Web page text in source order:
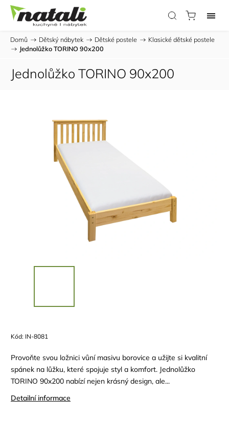
Domů / Dětský nábytek / Dětské postele /
Klasické dětské postele
/
Jednolůžko TORINO 90x200
Jednolůžko TORINO 90x200
Kód: IN-8081
Provoňte svou ložnici vůní masivu borovice a užijte si kvalitní
spánek na lůžku, které spojuje styl a komfort. Jednolůžko
TORINO 90x200 nabízí nejen krásný design, ale...
Detailní informace